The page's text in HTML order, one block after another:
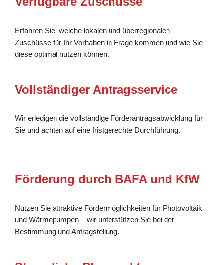
Erfahren Sie, welche lokalen und überregionalen
Zuschüsse für Ihr Vorhaben in Frage kommen und wie Sie
diese optimal nutzen können.
Vollständiger Antragsservice
Wir erledigen die vollständige Förderantragsabwicklung für
Sie und achten auf eine fristgerechte Durchführung.
Förderung durch BAFA und KfW
Nutzen Sie attraktive Fördermöglichkeiten für Photovoltaik
und Wärmepumpen – wir unterstützen Sie bei der
Bestimmung und Antragstellung.